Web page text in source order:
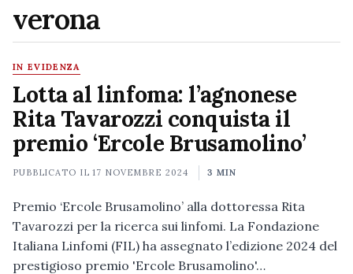
verona
IN EVIDENZA
Lotta al linfoma: l’agnonese
Rita Tavarozzi conquista il
premio ‘Ercole Brusamolino’
PUBBLICATO IL17 NOVEMBRE 2024 3 MIN
Premio ‘Ercole Brusamolino’ alla dottoressa Rita
Tavarozzi per la ricerca sui linfomi. La Fondazione
Italiana Linfomi (FIL) ha assegnato l’edizione 2024 del
prestigioso premio 'Ercole Brusamolino'…